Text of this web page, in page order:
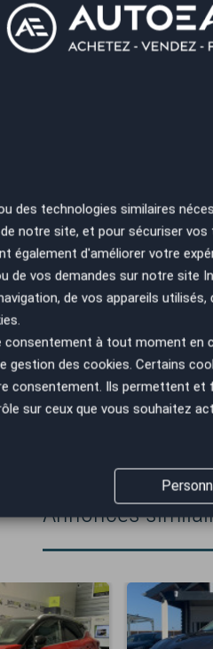
€
Durée
de remboursement avant de vous
respecter les dispositions de l'article
agence.
AU JUSTE PRIX
Annonces
des technologies similaires
notre site, et pour sécuriser vos
également d'améliorer votre
de vos demandes sur notre site
de vos appareils
à tout moment en
gestion des cookies. Certains
consentement. Ils permettent et
sur ceux que vous souhaitez